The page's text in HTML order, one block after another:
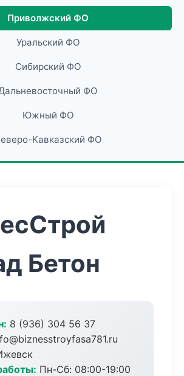
Приволжский ФО
Уральский ФО
Сибирский ФО
ФО
Южный ФО
Кавказский ФО
Бетон
8 (936) 304 56 37
Пн-Сб: 08:00-19:00